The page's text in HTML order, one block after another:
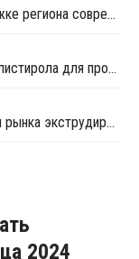
СИБУР построил в Прикамье при поддержке региона современный складской комплекс
СИБУР разработал бесцветную марку полистирола для производителей бытовой техники и товаров для дома
Зима текущего года изменила приоритеты рынка экструдированного пенополистирола
2024